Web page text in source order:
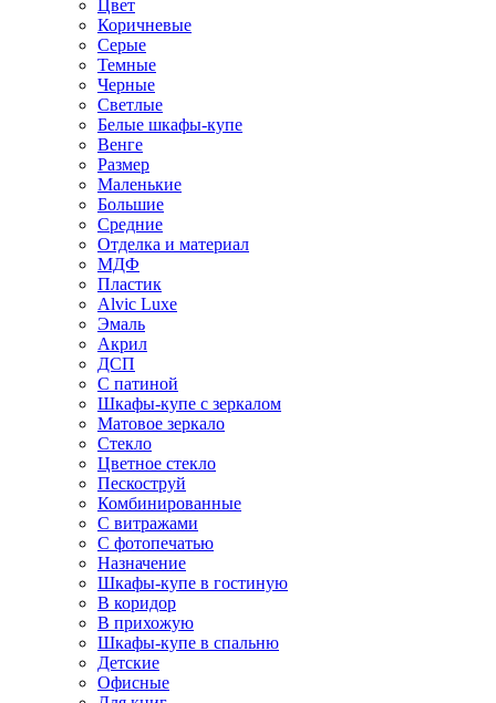
Цвет
Коричневые
Серые
Темные
Черные
Светлые
Белые шкафы-купе
Венге
Размер
Маленькие
Большие
Средние
Отделка и материал
МДФ
Пластик
Alvic Luxe
Эмаль
Акрил
ДСП
С патиной
Шкафы-купе с зеркалом
Матовое зеркало
Стекло
Цветное стекло
Пескоструй
Комбинированные
С витражами
С фотопечатью
Назначение
Шкафы-купе в гостиную
В коридор
В прихожую
Шкафы-купе в спальню
Детские
Офисные